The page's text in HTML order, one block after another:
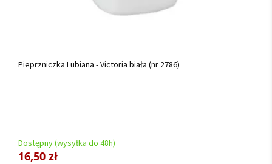
Pieprzniczka Lubiana - Victoria biała (nr 2786)
Dostępny (wysyłka do 48h)
16,50 zł